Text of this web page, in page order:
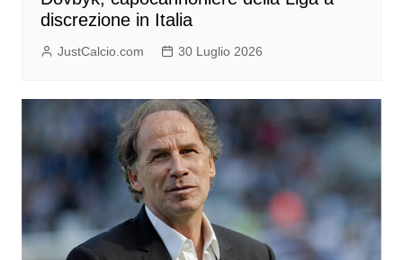
discrezione in Italia
JustCalcio.com 30 Luglio 2026